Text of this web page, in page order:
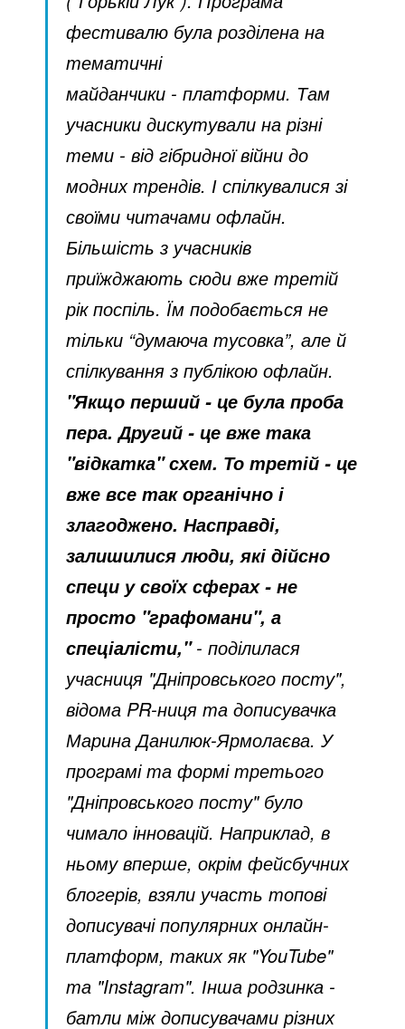
фестивалю була розділена на
тематичні
майданчики - платформи. Там
учасники дискутували на різні
теми - від гібридної війни до
модних трендів. І спілкувалися зі
своїми читачами офлайн.
Більшість з учасників
приїжджають сюди вже третій
рік поспіль. Їм подобається не
тільки “думаюча тусовка”, але й
спілкування з публікою офлайн.
"Якщо перший - це була проба
пера. Другий - це вже така
"відкатка" схем. То третій - це
вже все так органічно і
злагоджено. Насправді,
залишилися люди, які дійсно
специ у своїх сферах - не
просто "графомани", а
спеціалісти,"- поділилася
учасниця "Дніпровського посту",
відома PR-ниця та дописувачка
Марина Данилюк-Ярмолаєва. У
програмі та формі третього
"Дніпровського посту" було
чимало інновацій. Наприклад, в
ньому вперше, окрім фейсбучних
блогерів, взяли участь топові
дописувачі популярних онлайн-
платформ, таких як "YouTube"
та "Instagram". Інша родзинка -
батли між дописувачами різних